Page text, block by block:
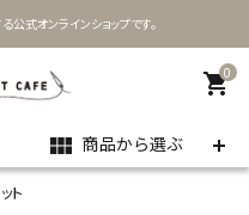
公式オンラインショップです。
0
shopping_cart
view_module 商品から選ぶ
ト